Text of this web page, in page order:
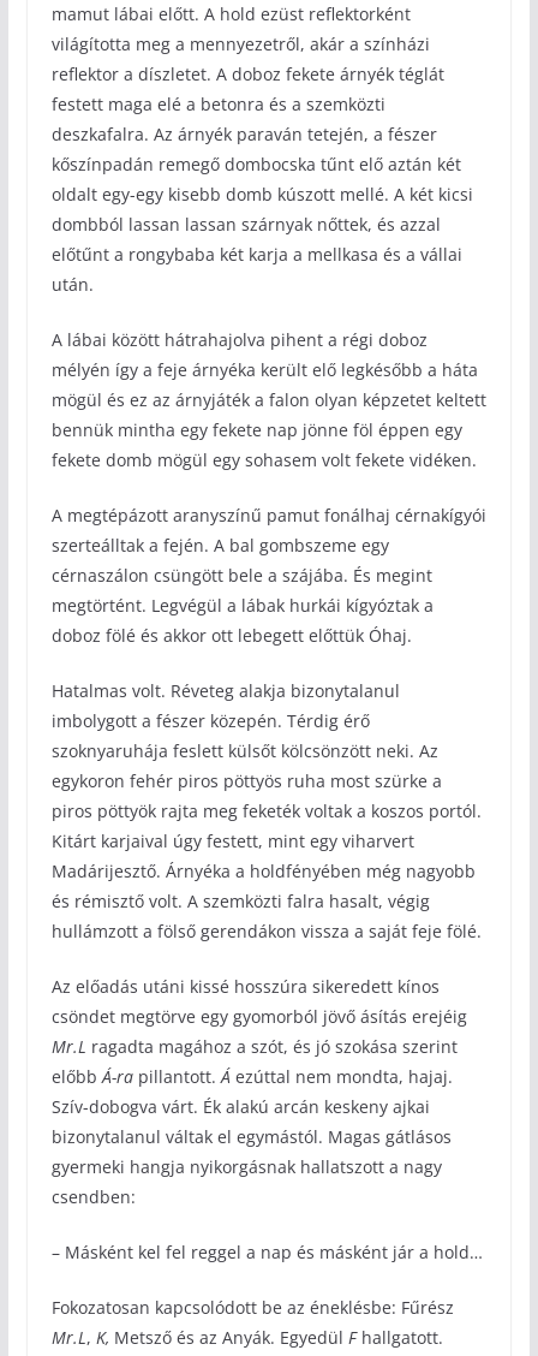
mamut lábai előtt. A hold ezüst reflektorként
világította meg a mennyezetről, akár a színházi
reflektor a díszletet. A doboz fekete árnyék téglát
festett maga elé a betonra és a szemközti
deszkafalra. Az árnyék paraván tetején, a fészer
kőszínpadán remegő dombocska tűnt elő aztán két
oldalt egy-egy kisebb domb kúszott mellé. A két kicsi
dombból lassan lassan szárnyak nőttek, és azzal
előtűnt a rongybaba két karja a mellkasa és a vállai
után.
A lábai között hátrahajolva pihent a régi doboz
mélyén így a feje árnyéka került elő legkésőbb a háta
mögül és ez az árnyjáték a falon olyan képzetet keltett
bennük mintha egy fekete nap jönne föl éppen egy
fekete domb mögül egy sohasem volt fekete vidéken.
A megtépázott aranyszínű pamut fonálhaj cérnakígyói
szerteálltak a fején. A bal gombszeme egy
cérnaszálon csüngött bele a szájába. És megint
megtörtént. Legvégül a lábak hurkái kígyóztak a
doboz fölé és akkor ott lebegett előttük Óhaj.
Hatalmas volt. Réveteg alakja bizonytalanul
imbolygott a fészer közepén. Térdig érő
szoknyaruhája feslett külsőt kölcsönzött neki. Az
egykoron fehér piros pöttyös ruha most szürke a
piros pöttyök rajta meg feketék voltak a koszos portól.
Kitárt karjaival úgy festett, mint egy viharvert
Madárijesztő. Árnyéka a holdfényében még nagyobb
és rémisztő volt. A szemközti falra hasalt, végig
hullámzott a fölső gerendákon vissza a saját feje fölé.
Az előadás utáni kissé hosszúra sikeredett kínos
csöndet megtörve egy gyomorból jövő ásítás erejéig
Mr.L ragadta magához a szót, és jó szokása szerint
előbb Á-rapillantott. Á ezúttal nem mondta, hajaj.
Szív-dobogva várt. Ék alakú arcán keskeny ajkai
bizonytalanul váltak el egymástól. Magas gátlásos
gyermeki hangja nyikorgásnak hallatszott a nagy
csendben:
– Másként kel fel reggel a nap és másként jár a hold…
Fokozatosan kapcsolódott be az éneklésbe: Fűrész
Mr.L , K, Metsző és az Anyák. Egyedül Fhallgatott.